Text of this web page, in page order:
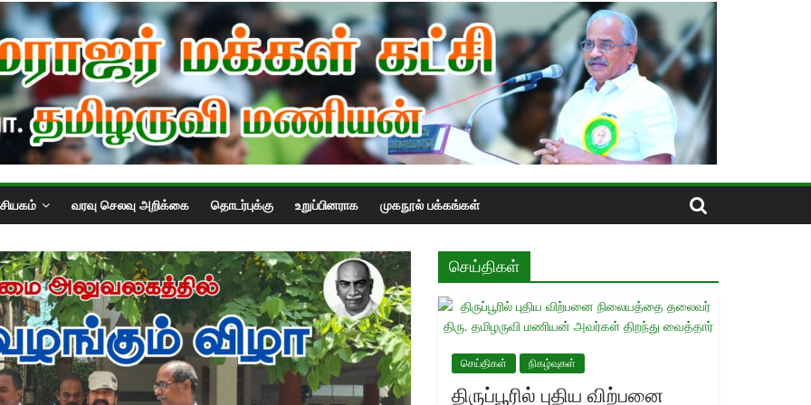
வரவு செலவு அறிக்கை தொடர்புக்கு உறுப்பினராக முகநூல் பக்கங்கள்
செய்திகள்
செய்திகள் நிகழ்வுகள்
திருப்பூரில் புதிய விற்பனை